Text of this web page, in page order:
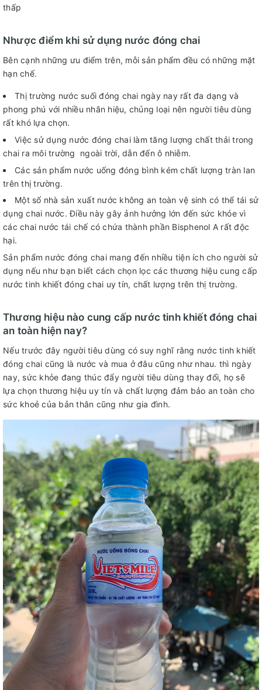
thấp
Nhược điểm khi sử dụng nước đóng chai
Bên cạnh những ưu điểm trên, mỗi sản phẩm đều có những mặt
hạn chế.
Thị trường nước suối đóng chai ngày nay rất đa dạng và
phong phú với nhiều nhãn hiệu, chủng loại nên người tiêu dùng
rất khó lựa chọn.
Việc sử dụng nước đóng chai làm tăng lượng chất thải trong
chai ra môi trường ngoài trời, dẫn đến ô nhiễm.
Các sản phẩm nước uống đóng bình kém chất lượng tràn lan
trên thị trường.
Một số nhà sản xuất nước không an toàn vệ sinh có thể tái sử
dụng chai nước. Điều này gây ảnh hưởng lớn đến sức khỏe vì
các chai nước tái chế có chứa thành phần Bisphenol A rất độc
hại.
Sản phẩm nước đóng chai mang đến nhiều tiện ích cho người sử
dụng nếu như bạn biết cách chọn lọc các thương hiệu cung cấp
nước tinh khiết đóng chai uy tín, chất lượng trên thị trường.
Thương hiệu nào cung cấp nước tinh khiết đóng chai
an toàn hiện nay?
Nếu trước đây người tiêu dùng có suy nghĩ rằng nước tinh khiết
đóng chai cũng là nước và mua ở đâu cũng như nhau. thì ngày
nay, sức khỏe đang thúc đẩy người tiêu dùng thay đổi, họ sẽ
lựa chọn thương hiệu uy tín và chất lượng đảm bảo an toàn cho
sức khoẻ của bản thân cũng như gia đình.